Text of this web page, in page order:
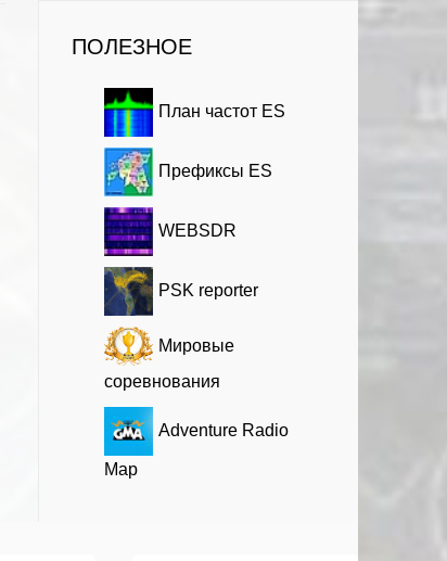
ПОЛЕЗНОЕ
План частот ES
Префиксы ES
WEBSDR
PSK reporter
Мировые
соревнования
Adventure Radio
Map